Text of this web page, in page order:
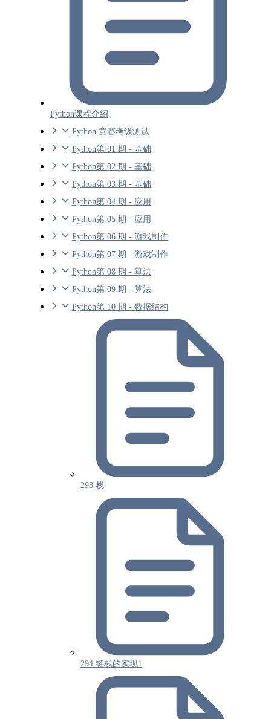
Python课程介绍
Python 竞赛考级测试
Python第 01 期 - 基础
Python第 02 期 - 基础
Python第 03 期 - 基础
Python第 04 期 - 应用
Python第 05 期 - 应用
Python第 06 期 - 游戏制作
Python第 07 期 - 游戏制作
Python第 08 期 - 算法
Python第 09 期 - 算法
Python第 10 期 - 数据结构
293 栈
294 链栈的实现1